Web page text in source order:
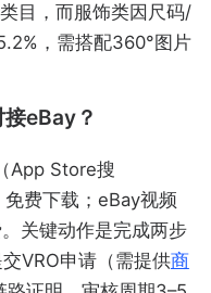
目，而服饰类因尺码/
，需搭配360°图片
eBay？
App Store搜
免费下载；eBay视频
关键动作是完成两步
VRO申请（需提供商